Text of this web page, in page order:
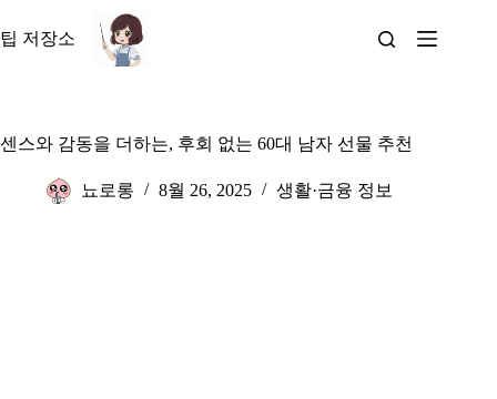
문
뛰
팁 저장소
센스와 감동을 더하는, 후회 없는 60대 남자 선물 추천
뇨로롱 8월 26, 2025 생활·금융 정보